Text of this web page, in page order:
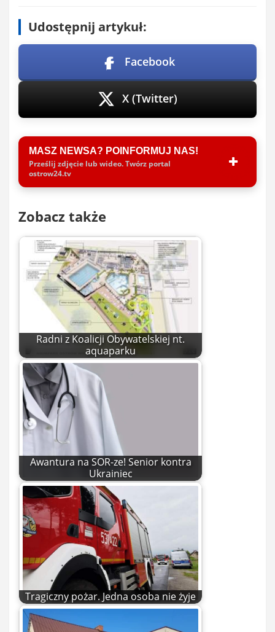
Udostępnij artykuł:
Facebook
X (Twitter)
MASZ NEWSA? POINFORMUJ NAS!
Prześlij zdjęcie lub wideo. Twórz portal
ostrow24.tv
Zobacz także
Radni z Koalicji Obywatelskiej nt.
aquaparku
Awantura na SOR-ze! Senior kontra
Ukrainiec
Tragiczny pożar. Jedna osoba nie żyje